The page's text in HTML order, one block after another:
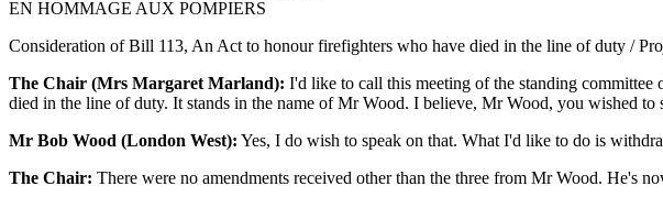
EN HOMMAGE AUX POMPIERS
Consideration of Bill 113, An Act to honour firefighters who have died in the line of duty /
The Chair (Mrs Margaret Marland): I'd like to call this meeting of the standing
died in the line of duty. It stands in the name of Mr Wood. I believe, Mr Wood, you wished to
Mr Bob Wood (London West): Yes, I do wish to speak on that. What I'd like to do is
The Chair: There were no amendments received other than the three from Mr Wood. He's